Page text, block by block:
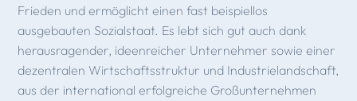
Frieden und ermöglicht einen fast beispiellos
ausgebauten Sozialstaat. Es lebt sich gut auch dank
herausragender, ideen­reicher Unternehmer sowie einer
dezentralen Wirtschaftsstruk­tur und Industrielandschaft,
aus der international erfolgreiche Großunternehmen